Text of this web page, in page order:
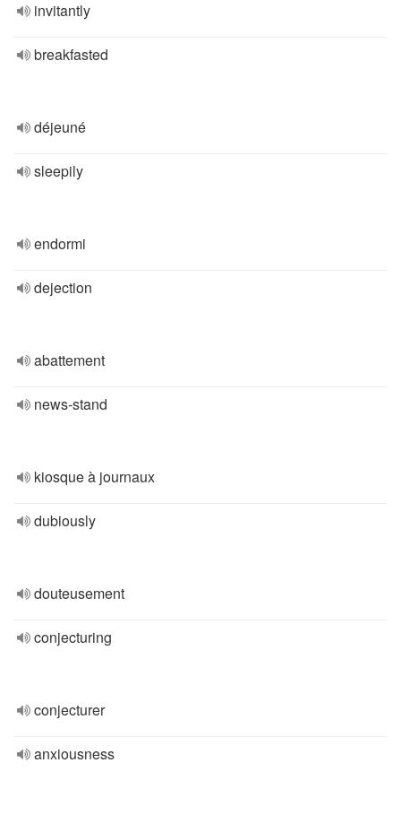
invitantly
breakfasted
déjeuné
sleepily
endormi
dejection
abattement
news-stand
kiosque à journaux
dubiously
douteusement
conjecturing
conjecturer
anxiousness